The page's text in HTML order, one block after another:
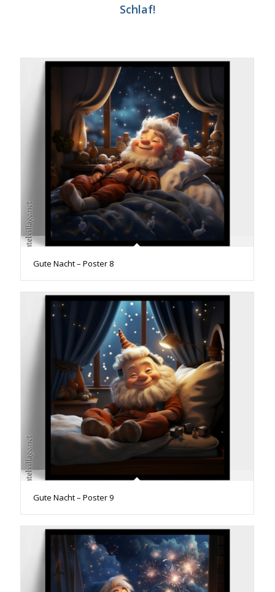
Schlaf!
Gute Nacht – Poster 8
Gute Nacht – Poster 9